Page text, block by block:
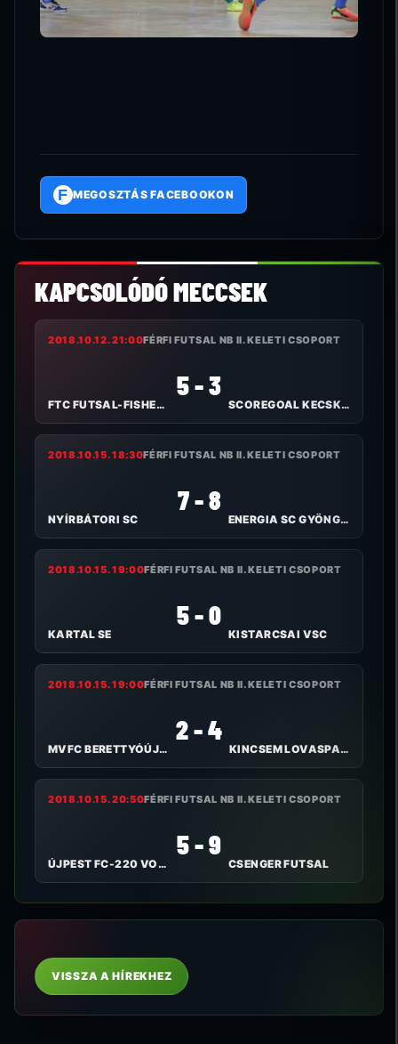
F MEGOSZTÁS FACEBOOKON
KAPCSOLÓDÓ MECCSEK
2018.10.12. 21:00FÉRFI FUTSAL NB II. KELETI CSOPORT
FTC FUTSAL-FISHER KLÍMA
5 - 3
SCOREGOAL KECSKEMÉTI FC
2018.10.15. 18:30FÉRFI FUTSAL NB II. KELETI CSOPORT
NYÍRBÁTORI SC
7 - 8
ENERGIA SC GYÖNGYÖS
2018.10.15. 19:00FÉRFI FUTSAL NB II. KELETI CSOPORT
KARTAL SE
5 - 0
KISTARCSAI VSC
2018.10.15. 19:00FÉRFI FUTSAL NB II. KELETI CSOPORT
MVFC BERETTYÓÚJFALU
2 - 4
KINCSEM LOVASPARK SE
2018.10.15. 20:50FÉRFI FUTSAL NB II. KELETI CSOPORT
ÚJPEST FC-220 VOLT
5 - 9
CSENGER FUTSAL
VISSZA A HÍREKHEZ